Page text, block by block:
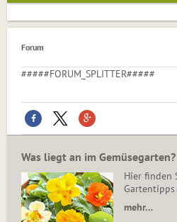
Forum
#####FORUM_SPLITTER#####
Was liegt an im Gemüsegarten?
Hier finden
mehr…